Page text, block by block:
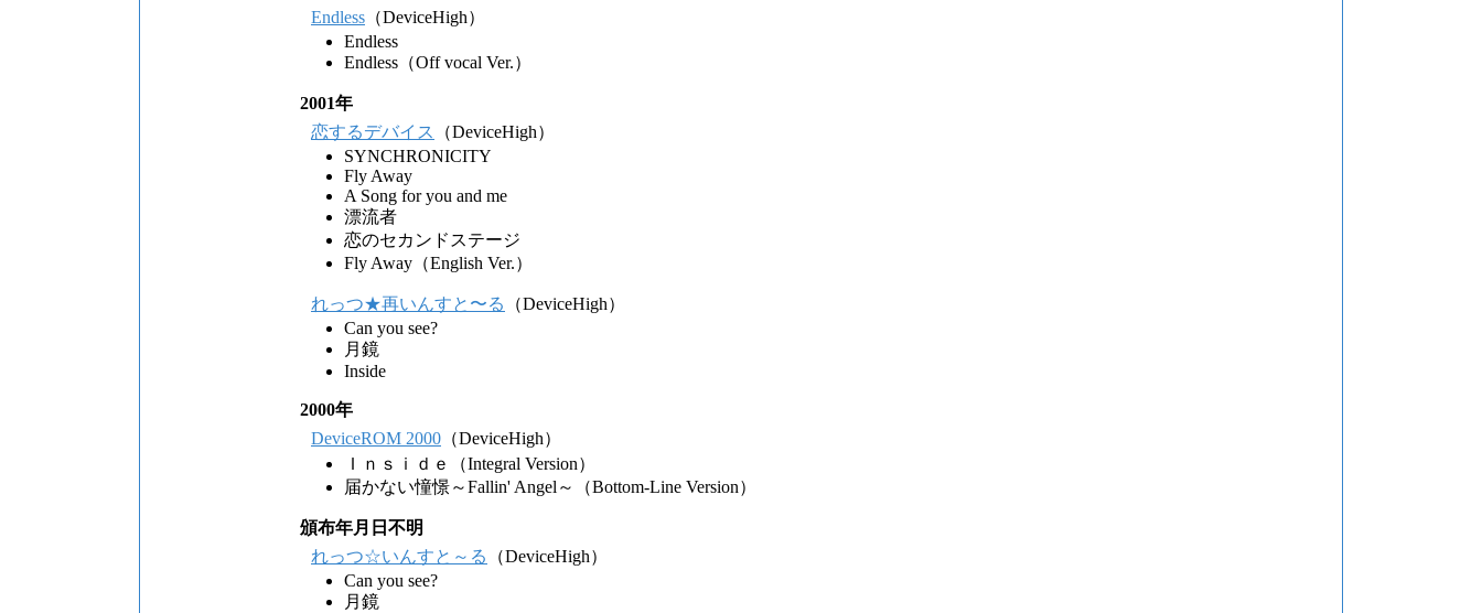
Endless （DeviceHigh）
Endless
Endless（Off vocal Ver.）
2001年
恋するデバイス
（DeviceHigh）
SYNCHRONICITY
Fly Away
A Song for you and me
漂流者
恋のセカンドステージ
Fly Away（English Ver.）
れっつ★再いんすと〜る
（DeviceHigh）
Can you see?
月鏡
Inside
2000年
DeviceROM 2000 （DeviceHigh）
Ｉｎｓｉｄｅ（Integral Version）
届かない憧憬～Fallin' Angel～（Bottom-Line Version）
頒布年月日不明
れっつ☆いんすと～る
（DeviceHigh）
Can you see?
月鏡